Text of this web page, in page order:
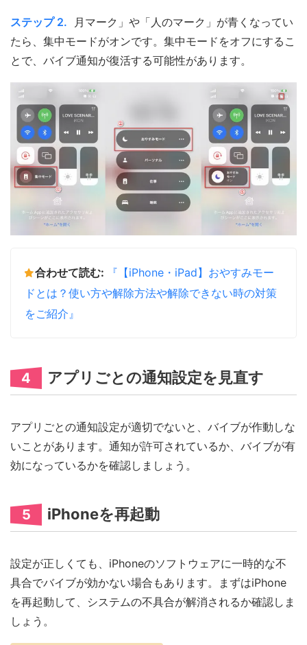
ステップ 2.
月マーク」や「人のマーク」が青くなってい
たら、集中モードがオンです。集中モードをオフにするこ
とで、バイブ通知が復活する可能性があります。
合わせて読む:
『【iPhone・iPad】おやすみモー
ドとは？使い方や解除方法や解除できない時の対策
をご紹介』
4 アプリごとの通知設定を見直す
アプリごとの通知設定が適切でないと、バイブが作動しな
いことがあります。通知が許可されているか、バイブが有
効になっているかを確認しましょう。
5 iPhoneを再起動
設定が正しくても、iPhoneのソフトウェアに一時的な不
具合でバイブが効かない場合もあります。まずはiPhone
を再起動して、システムの不具合が解消されるか確認しま
しょう。